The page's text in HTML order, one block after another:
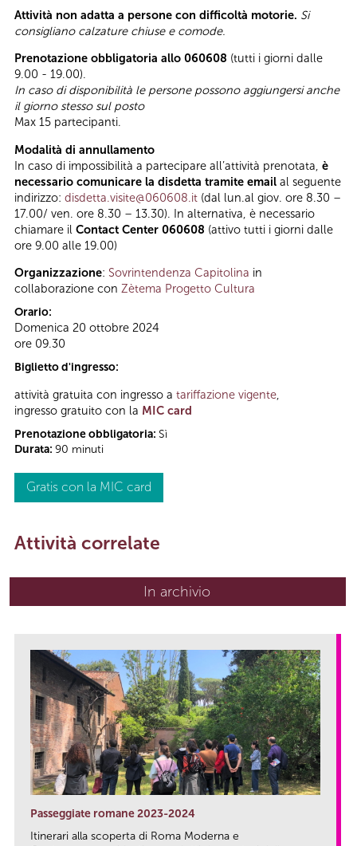
Attività non adatta a persone con difficoltà motorie. Si
consigliano calzature chiuse e comode.
Prenotazione obbligatoria allo 060608 (tutti i giorni dalle
9.00 - 19.00).
In caso di disponibilità le persone possono aggiungersi anche
il giorno stesso sul posto
Max 15 partecipanti.
Modalità di annullamento
In caso di impossibilità a partecipare all’attività prenotata, è
necessario comunicare la disdetta tramite email al seguente
indirizzo: disdetta.visite@060608.it (dal lun.al giov. ore 8.30 –
17.00/ ven. ore 8.30 – 13.30). In alternativa, è necessario
chiamare il Contact Center 060608 (attivo tutti i giorni dalle
ore 9.00 alle 19.00)
Organizzazione: Sovrintendenza Capitolina in
collaborazione con Zètema Progetto Cultura
Orario:
Domenica 20 ottobre 2024
ore 09.30
Biglietto d'ingresso:
attività gratuita con ingresso a tariffazione vigente,
ingresso gratuito con la MIC card
Prenotazione obbligatoria: Sì
Durata: 90 minuti
Gratis con la MIC card
Attività correlate
In archivio
Passeggiate romane 2023-2024
Itinerari alla scoperta di Roma Moderna e